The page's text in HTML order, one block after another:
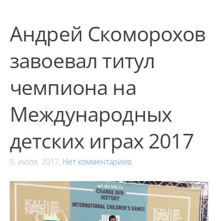
Андрей Скоморохов
завоевал титул
чемпиона на
Международных
детских играх 2017
6. июля. 2017, Нет комментариев